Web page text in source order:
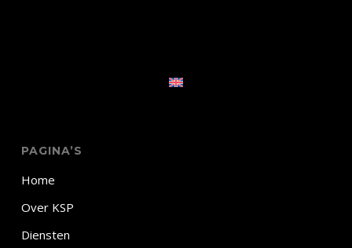
PAGINA’S
Home
Over KSP
Diensten